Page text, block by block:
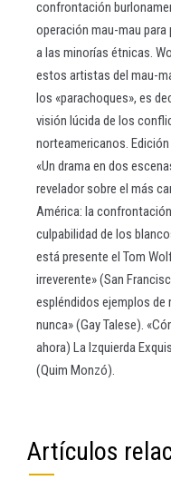
confrontación
operación mau-mau
a las minorías étnicas.
estos artistas del mau-
los «parachoques», es
visión lúcida de los
norteamericanos.
«Un drama en dos
revelador sobre el más
América: la
culpabilidad de los
está presente el Tom
irreverente» (San
espléndidos ejemplos de
nunca» (Gay Talese).
ahora) La Izquierda
(Quim Monzó).
Artículos